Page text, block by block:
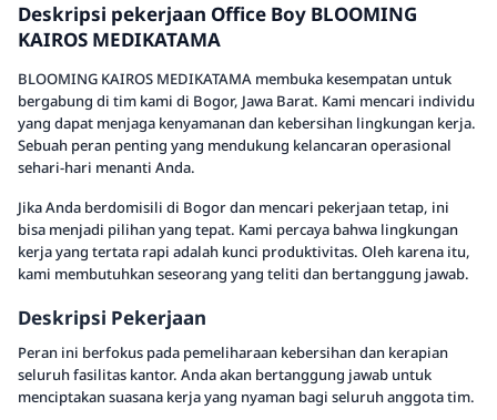
Deskripsi pekerjaan Office Boy BLOOMING
KAIROS MEDIKATAMA
BLOOMING KAIROS MEDIKATAMA membuka kesempatan untuk
bergabung di tim kami di Bogor, Jawa Barat. Kami mencari individu
yang dapat menjaga kenyamanan dan kebersihan lingkungan kerja.
Sebuah peran penting yang mendukung kelancaran operasional
sehari-hari menanti Anda.
Jika Anda berdomisili di Bogor dan mencari pekerjaan tetap, ini
bisa menjadi pilihan yang tepat. Kami percaya bahwa lingkungan
kerja yang tertata rapi adalah kunci produktivitas. Oleh karena itu,
kami membutuhkan seseorang yang teliti dan bertanggung jawab.
Deskripsi Pekerjaan
Peran ini berfokus pada pemeliharaan kebersihan dan kerapian
seluruh fasilitas kantor. Anda akan bertanggung jawab untuk
menciptakan suasana kerja yang nyaman bagi seluruh anggota tim.